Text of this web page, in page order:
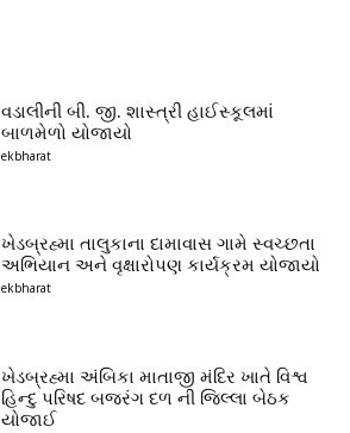
વડાલીની બી. જી. શાસ્ત્રી હાઈસ્કૂલમાં
બાળમેળો યોજાયો
ekbharat
ખેડબ્રહ્મા તાલુકાના દામાવાસ ગામે સ્વચ્છતા
અભિયાન અને વૃક્ષારોપણ કાર્યક્રમ યોજાયો
ekbharat
ખેડબ્રહ્મા અંબિકા માતાજી મંદિર ખાતે વિશ્વ
હિન્દુ પરિષદ બજરંગ દળ ની જિલ્લા બેઠક
યોજાઈ